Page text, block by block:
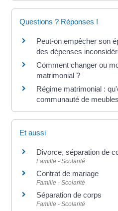
Questions ? Réponses !
Peut-on empêcher son
des dépenses
Comment changer ou
matrimonial ?
Régime matrimonial :
communauté de
Et aussi
Divorce, séparation de
Famille - Scolarité
Contrat de mariage
Famille - Scolarité
Séparation de corps
Famille - Scolarité